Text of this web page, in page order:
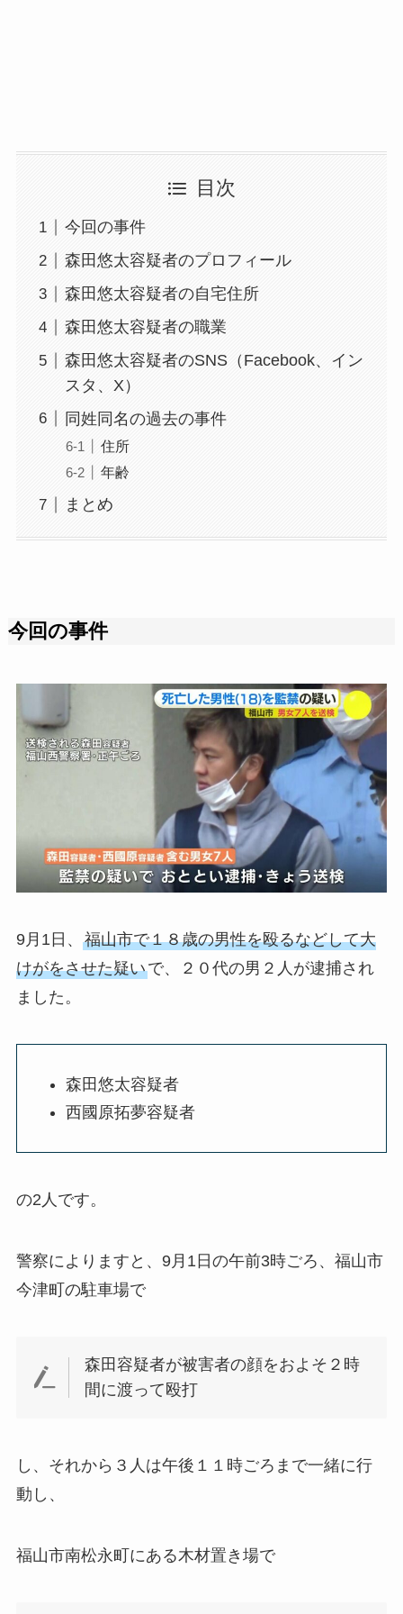
目次
今回の事件
森田悠太容疑者のプロフィール
森田悠太容疑者の自宅住所
森田悠太容疑者の職業
森田悠太容疑者のSNS（Facebook、イン
スタ、X）
同姓同名の過去の事件
住所
年齢
まとめ
今回の事件
9月1日、 福山市で１８歳の男性を殴るなどして大
けがをさせた疑いで、２０代の男２人が逮捕され
ました。
森田悠太容疑者
西國原拓夢容疑者
の2人です。
警察によりますと、9月1日の午前3時ごろ、福山市
今津町の駐車場で
森田容疑者が被害者の顔をおよそ２時
間に渡って殴打
し、それから３人は午後１１時ごろまで一緒に行
動し、
福山市南松永町にある木材置き場で